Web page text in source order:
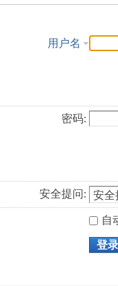
用户名
密码:
安全提问:
自
登录